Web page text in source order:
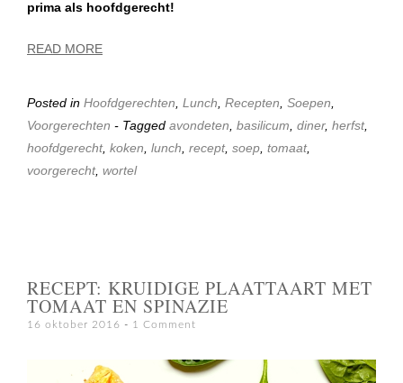
prima als hoofdgerecht!
READ MORE
Posted in Hoofdgerechten, Lunch, Recepten, Soepen,
Voorgerechten - Tagged avondeten, basilicum, diner, herfst,
hoofdgerecht, koken, lunch, recept, soep, tomaat,
voorgerecht, wortel
RECEPT: KRUIDIGE PLAATTAART MET
TOMAAT EN SPINAZIE
16 oktober 2016 1 Comment